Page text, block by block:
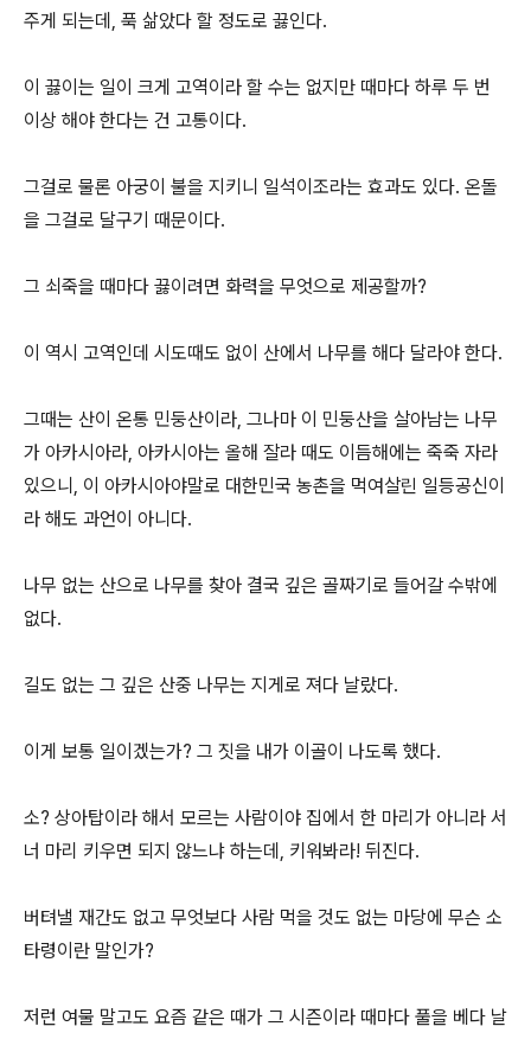
주게 되는데, 푹 삶았다 할 정도로 끓인다.
이 끓이는 일이 크게 고역이라 할 수는 없지만 때마다 하루 두 번
이상 해야 한다는 건 고통이다.
그걸로 물론 아궁이 불을 지키니 일석이조라는 효과도 있다. 온돌
을 그걸로 달구기 때문이다.
그 쇠죽을 때마다 끓이려면 화력을 무엇으로 제공할까?
이 역시 고역인데 시도때도 없이 산에서 나무를 해다 달라야 한다.
그때는 산이 온통 민둥산이라, 그나마 이 민둥산을 살아남는 나무
가 아카시아라, 아카시아는 올해 잘라 때도 이듬해에는 죽죽 자라
있으니, 이 아카시아야말로 대한민국 농촌을 먹여살린 일등공신이
라 해도 과언이 아니다.
나무 없는 산으로 나무를 찾아 결국 깊은 골짜기로 들어갈 수밖에
없다.
길도 없는 그 깊은 산중 나무는 지게로 져다 날랐다.
이게 보통 일이겠는가? 그 짓을 내가 이골이 나도록 했다.
소? 상아탑이라 해서 모르는 사람이야 집에서 한 마리가 아니라 서
너 마리 키우면 되지 않느냐 하는데, 키워봐라! 뒤진다.
버텨낼 재간도 없고 무엇보다 사람 먹을 것도 없는 마당에 무슨 소
타령이란 말인가?
저런 여물 말고도 요즘 같은 때가 그 시즌이라 때마다 풀을 베다 날